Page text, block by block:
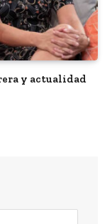
y actualidad